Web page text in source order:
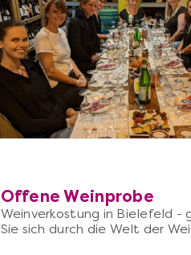
Offene Weinprobe
Weinverkostung in Bielefeld -
Sie sich durch die Welt der